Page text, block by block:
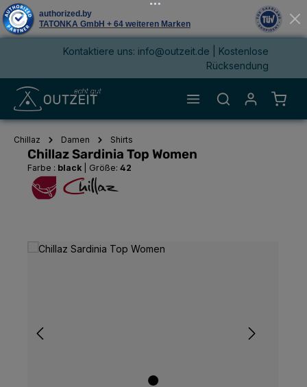
springenKontaktiere uns: info@outzeit.de | Kostenlose
Rücksendung
Chillaz Damen Shirts
Chillaz Sardinia Top Women
Farbe : black Größe: 42
Bildergalerie überspringen